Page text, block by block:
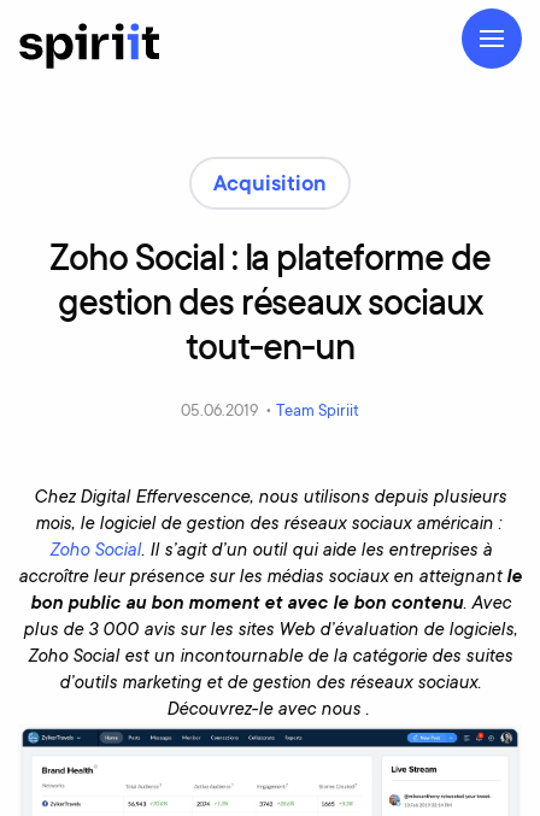
Acquisition
Zoho Social : la plateforme de
gestion des réseauxsociaux
tout-en-un
05.06.2019 • Team Spiriit
Chez Digital Effervescence, nous utilisons depuis plusieurs
mois, le logiciel de gestion des réseaux sociaux américain :
Zoho Social. Il s’agit d’un outil qui aide les entreprises à
accroître leur présence sur les médias sociaux en atteignant le
bon public au bon moment et avec le bon contenu. Avec
plus de 3 000 avis sur les sites Web d’évaluation de logiciels,
Zoho Social est un incontournable de la catégorie des suites
d’outils marketing et de gestion des réseaux sociaux.
Découvrez-le avec nous .